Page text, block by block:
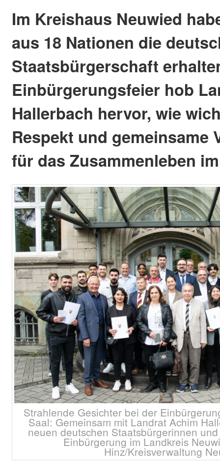
Im Kreishaus Neuwied
aus 18 Nationen die
Staatsbürgerschaft
Einbürgerungsfeier hob
Hallerbach hervor, wie
Respekt und gemeinsame
für das Zusammenleben
Strahlende Gesichter bei der
Saal: Gemeinsam mit Landrat Achim
neuen deutschen Staatsbürgerinnen
Einbürgerung im Landkreis
Hinz/Kreisverwaltung